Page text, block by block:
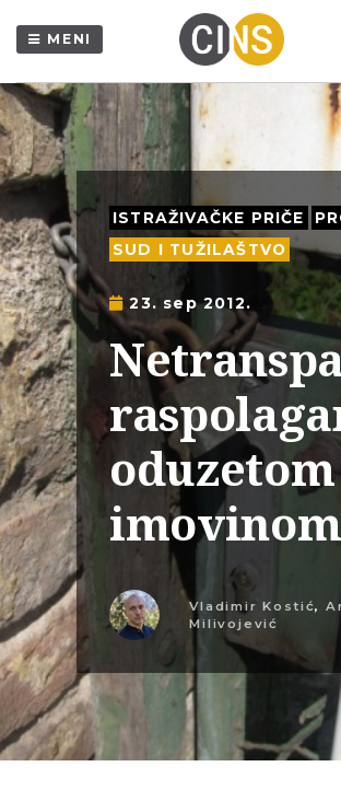
MENI
ISTRAŽIVAČKE PRIČE
SUD I TUŽILAŠTVO
23. sep 2012.
oduzetom
imovinom
Vladimir Kostić,
Milivojević